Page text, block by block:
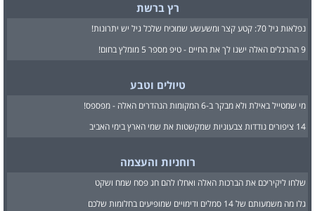
רץ ברשת
נפלאות גיל 70: קטע קצר ומשעשע שמוכיח שלכל גיל יש יתרונות!
9 ההרגלים האלה ישנו לך את החיים - טיפ מספר 5 מומלץ בחום!
טיולים וטבע
מי שמטייל באילת ולא מבקר ב-6 המקומות הנהדרים האלה - מפספס!
14 ציפורים נודדות צבעוניות שמקשטות את שמי הארץ בימי האביב
רוחניות והעצמה
שלחו ליקיריכם את הברכות האלה ואחלו להם חג פסח שמח ושקט
גלו מה משמעותם של 14 סמלים ודימויים שמופיעים בחלומות שלכם